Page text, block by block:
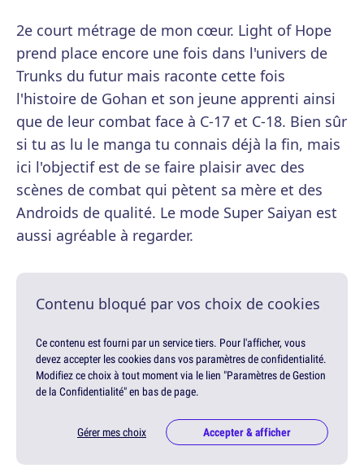
2e court métrage de mon cœur. Light of Hope
prend place encore une fois dans l'univers de
Trunks du futur mais raconte cette fois
l'histoire de Gohan et son jeune apprenti ainsi
que de leur combat face à C-17 et C-18. Bien sûr
si tu as lu le manga tu connais déjà la fin, mais
ici l'objectif est de se faire plaisir avec des
scènes de combat qui pètent sa mère et des
Androids de qualité. Le mode Super Saiyan est
aussi agréable à regarder.
Contenu bloqué par vos choix de cookies
Ce contenu est fourni par un service tiers. Pour l'afficher, vous
devez accepter les cookies dans vos paramètres de confidentialité.
Modifiez ce choix à tout moment via le lien "Paramètres de Gestion
de la Confidentialité" en bas de page.
Gérer mes choix Accepter & afficher